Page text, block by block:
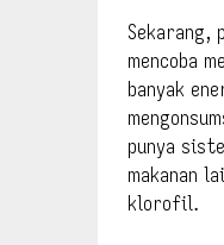
Sekarang,
mencoba
banyak
punya
makanan
klorofil.